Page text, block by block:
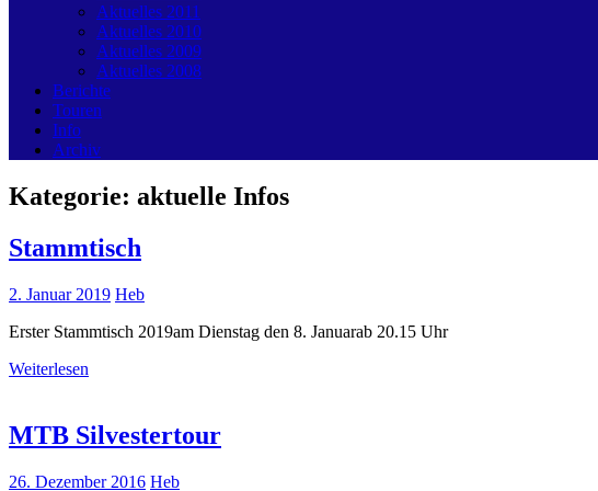
Aktuelles 2011
Aktuelles 2010
Aktuelles 2009
Aktuelles 2008
Berichte
Touren
Info
Archiv
Kategorie: aktuelle Infos
Stammtisch
2. Januar 2019 Heb
Erster Stammtisch 2019am Dienstag den 8. Januarab 20.15 Uhr
Weiterlesen
MTB Silvestertour
26. Dezember 2016 Heb